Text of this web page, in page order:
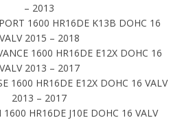
– 2013
1600 HR16DE K13B DOHC 16
VALV 2015 – 2018
1600 HR16DE E12X DOHC 16
VALV 2013 – 2017
1600 HR16DE E12X DOHC 16 VALV
2013 – 2017
1600 HR16DE J10E DOHC 16 VALV